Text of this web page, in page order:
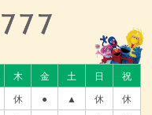
木 金 土 日 祝
休 ● ▲ 休 休